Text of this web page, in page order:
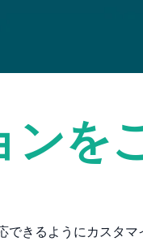
を
きるようにカスタ